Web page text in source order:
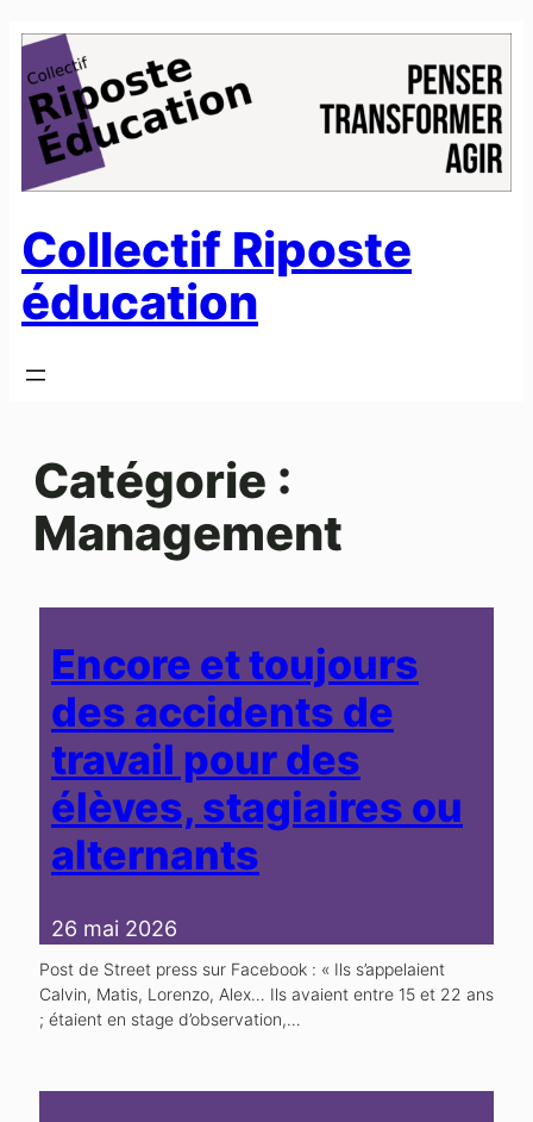
contenu
Collectif Riposte
éducation
Catégorie :
Management
Encore et toujours
des accidents de
travail pour des
élèves, stagiaires ou
alternants
26 mai 2026
Post de Street press sur Facebook : « Ils s’appelaient
Calvin, Matis, Lorenzo, Alex… Ils avaient entre 15 et 22 ans
; étaient en stage d’observation,…